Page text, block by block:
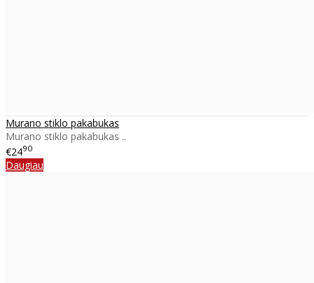
Murano stiklo pakabukas
Murano stiklo pakabukas ..
€2490
Daugiau